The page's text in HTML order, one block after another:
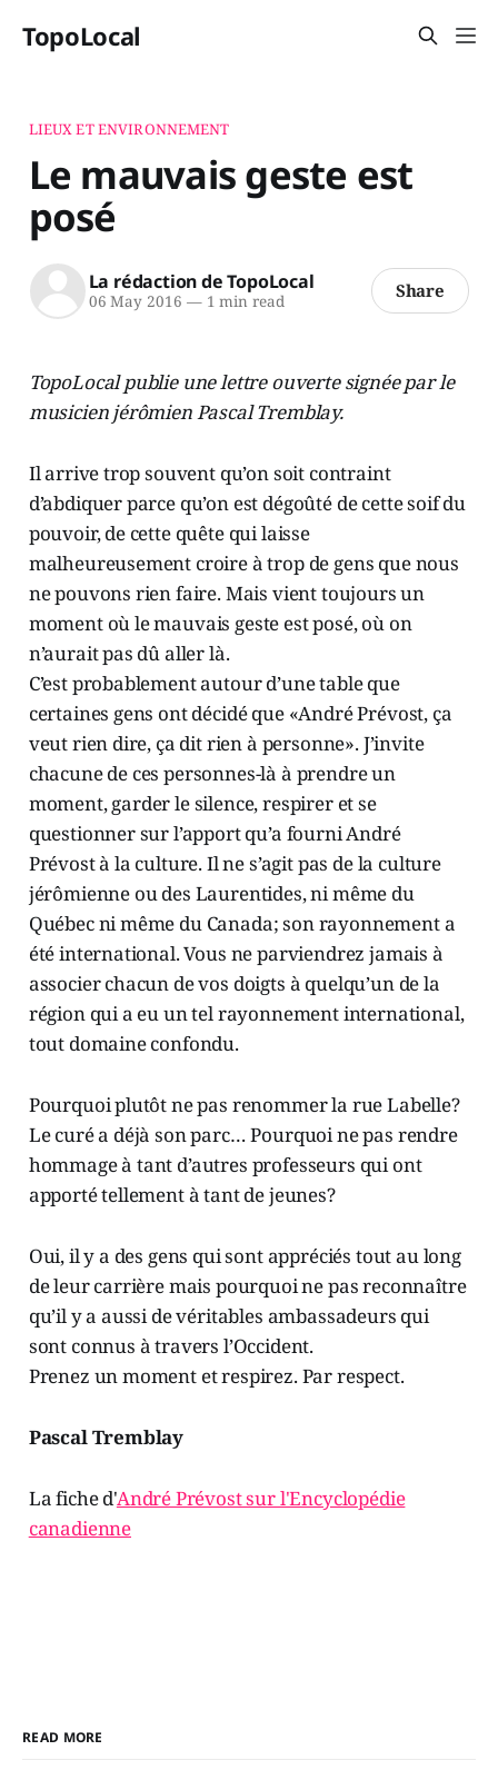
TopoLocal
LIEUX ET ENVIRONNEMENT
Le mauvais geste est
posé
La rédaction de TopoLocal
06 May 2016 —1 min read Share
TopoLocal publie une lettre ouverte signée par le
musicien jérômien Pascal Tremblay.
Il arrive trop souvent qu’on soit contraint
d’abdiquer parce qu’on est dégoûté de cette soif du
pouvoir, de cette quête qui laisse
malheureusement croire à trop de gens que nous
ne pouvons rien faire. Mais vient toujours un
moment où le mauvais geste est posé, où on
n’aurait pas dû aller là.
C’est probablement autour d’une table que
certaines gens ont décidé que «André Prévost, ça
veut rien dire, ça dit rien à personne». J’invite
chacune de ces personnes-là à prendre un
moment, garder le silence, respirer et se
questionner sur l’apport qu’a fourni André
Prévost à la culture. Il ne s’agit pas de la culture
jérômienne ou des Laurentides, ni même du
Québec ni même du Canada; son rayonnement a
été international. Vous ne parviendrez jamais à
associer chacun de vos doigts à quelqu’un de la
région qui a eu un tel rayonnement international,
tout domaine confondu.
Pourquoi plutôt ne pas renommer la rue Labelle?
Le curé a déjà son parc… Pourquoi ne pas rendre
hommage à tant d’autres professeurs qui ont
apporté tellement à tant de jeunes?
Oui, il y a des gens qui sont appréciés tout au long
de leur carrière mais pourquoi ne pas reconnaître
qu’il y a aussi de véritables ambassadeurs qui
sont connus à travers l’Occident.
Prenez un moment et respirez. Par respect.
Pascal Tremblay
La fiche d'André Prévost sur l'Encyclopédie
canadienne
READ MORE